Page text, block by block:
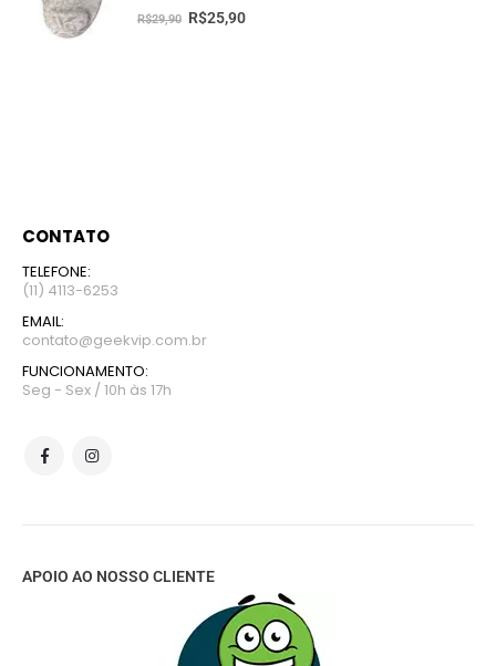
fora de 5
R$29,90 R$25,90
CONTATO
TELEFONE:
(11) 4113-6253
EMAIL:
contato@geekvip.com.br
FUNCIONAMENTO:
Seg - Sex / 10h às 17h
APOIO AO NOSSO CLIENTE